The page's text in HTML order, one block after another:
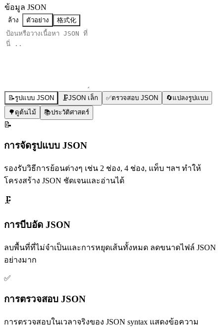
ข้อมูล JSON
ล้าง ตัวอย่าง 格式化
📝รูปแบบ JSON 🗜️JSON เล็ก ✅ตรวจสอบ JSON 🔄แปลงรูปแบบ
🌳 ดูต้นไม้ 📚ประวัติศาสตร์
📝
การจัดรูปแบบ JSON
รองรับวิธีการย้อนต่างๆ เช่น 2 ช่อง, 4 ช่อง, แท็บ ฯลฯ ทําให้
โครงสร้าง JSON ชัดเจนและอ่านได้
🗜️
การบีบอัด JSON
ลบพื้นที่ที่ไม่จําเป็นและการหยุดเส้นทั้งหมด ลดขนาดไฟล์ JSON
อย่างมาก
✅
การตรวจสอบ JSON
การตรวจสอบในเวลาจริงของ JSON syntax แสดงข้อความ